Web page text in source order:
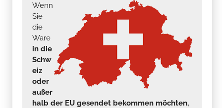
Wenn
Sie
die
Ware
in die
Schw
eiz
oder
außer
halb der EU gesendet bekommen möchten,